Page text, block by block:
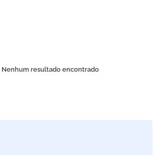
Nenhum resultado encontrado